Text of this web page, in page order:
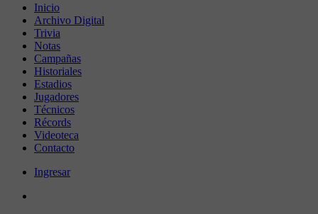
Inicio
Archivo Digital
Trivia
Notas
Campañas
Historiales
Estadios
Jugadores
Técnicos
Récords
Videoteca
Contacto
Ingresar